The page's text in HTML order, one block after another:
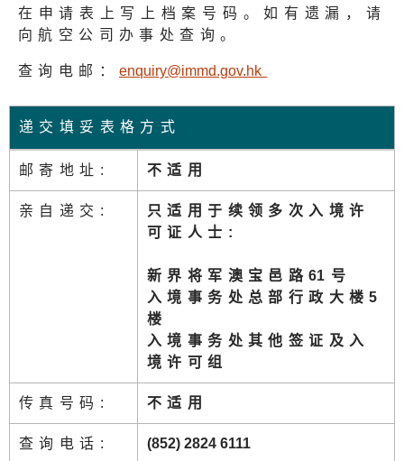
在申请表上写上档案号码。如有遗漏，请
向航空公司办事处查询。
查询电邮： enquiry@immd.gov.hk
递交填妥表格方式
邮寄地址: 不适用
亲自递交:
只适用于续领多次入境许
可证人士 :
新界将军澳宝邑路61号
入境事务处总部行政大楼5
楼
入境事务处其他签证及入
境许可组
传真号码: 不适用
查询电话: (852) 2824 6111